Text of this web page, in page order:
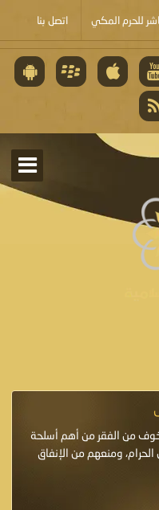
للحرم المكي اتصل بنا
يعِدُكم الفقر﴾[البقرة:٢٦٨] الخوف من الفقر من أهم أسلحة
ومنعهم من الإنفاق